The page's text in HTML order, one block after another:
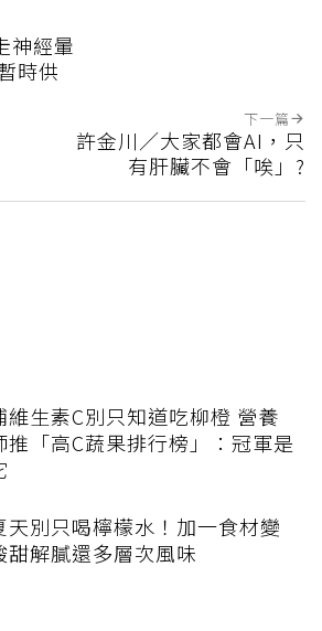
神經暈
時供
下一篇
許金川／大家都會AI，只
有肝臟不會「唉」?
維生素C別只知道吃柳橙 營養
推「高C蔬果排行榜」：冠軍是
天別只喝檸檬水！加一食材變
甜解膩還多層次風味